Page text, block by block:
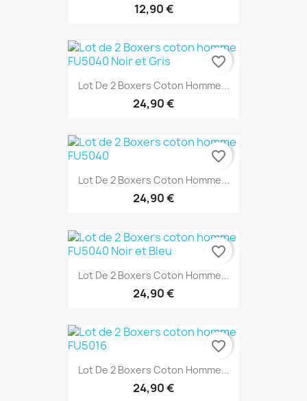
12,90 €
Lot De 2 Boxers Coton Homme...
24,90 €
favorite_border
Lot De 2 Boxers Coton Homme...
24,90 €
favorite_border
Lot De 2 Boxers Coton Homme...
24,90 €
favorite_border
Lot De 2 Boxers Coton Homme...
24,90 €
favorite_border